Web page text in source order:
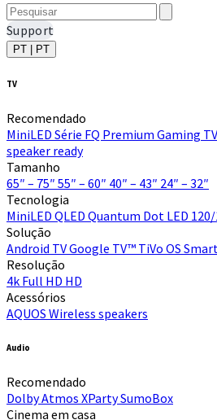
Support
PT | PT
TV
Recomendado
MiniLED Série FQ Premium Gaming
speaker ready
Tamanho
65″ – 75″ 55″ – 60″ 40″ – 43″ 24″ – 32″
Tecnologia
MiniLED QLED Quantum Dot LED
Solução
Android TVGoogle TV™ TiVo OS
Resolução
4k Full HD HD
Acessórios
AQUOS Wireless speakers
Audio
Recomendado
Dolby Atmos XPartySumoBox
Cinema em casa